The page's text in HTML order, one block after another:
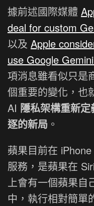
據前述國際媒體
deal for custom
以及 Apple
use Google
項消息雖看似只是
個重要的變化，也
AI 隱私架構重新定
逐的新局 。
蘋果目前在
服務，是蘋果在
上會有一個蘋果
中，執行相對簡單